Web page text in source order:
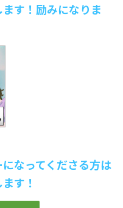
す！励みになりま
なってくださる方は
す！